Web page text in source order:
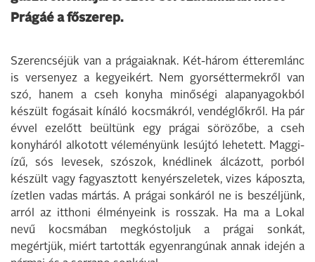
Prágáé a főszerep.
Szerencséjük van a prágaiaknak. Két-három étteremlánc
is versenyez a kegyeikért. Nem gyorséttermekről van
szó, hanem a cseh konyha minőségi alapanyagokból
készült fogásait kínáló kocsmákról, vendéglőkről. Ha pár
évvel ezelőtt beültünk egy prágai sörözőbe, a cseh
konyháról alkotott véleményünk lesújtó lehetett. Maggi-
ízű, sós levesek, szószok, knédlinek álcázott, porból
készült vagy fagyasztott kenyérszeletek, vizes káposzta,
ízetlen vadas mártás. A prágai sonkáról ne is beszéljünk,
arról az itthoni élményeink is rosszak. Ha ma a Lokal
nevű kocsmában megkóstoljuk a prágai sonkát,
megértjük, miért tartották egyenrangúnak annak idején a